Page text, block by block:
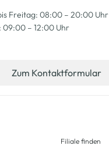
Freitag: 08:00 – 20:00 Uhr
09:00 – 12:00 Uhr
Zum Kontaktformular
Filiale finden